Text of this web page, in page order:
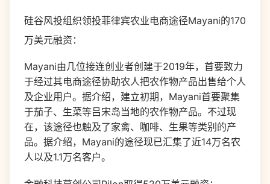
硅谷风投组织领投菲律宾农业电商途径Mayani的170
万美元融资：
Mayani由几位接连创业者创建于2019年，首要致力
于经过其电商途径协助农人把农作物产品出售给个人
及企业用户。据介绍，建立初期，Mayani首要聚集
于茄子、生菜等吕宋岛当地的农作物产品。不过现
在，该途径也触及了家禽、咖啡、生果等类别的产
品。据介绍，Mayani的途径现已汇集了近14万名农
人以及1.1万名客户。